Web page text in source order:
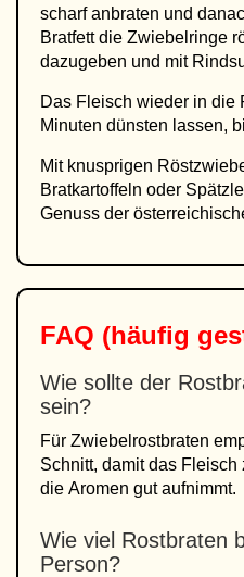
scharf anbraten und
Bratfett die Zwiebelringe
dazugeben und mit
Das Fleisch wieder in die
Minuten dünsten lassen,
Mit knusprigen
Bratkartoffeln oder
Genuss der
FAQ (häufig
Wie sollte der
sein?
Für Zwiebelrostbraten
Schnitt, damit das Fleisch
die Aromen gut aufnimmt.
Wie viel Rostbraten
Person?